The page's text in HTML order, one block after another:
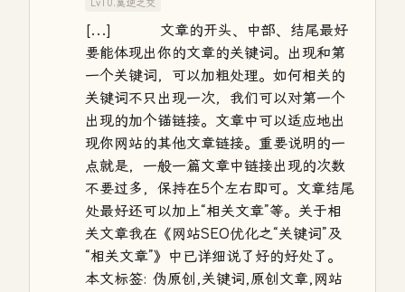
Lv10.莫逆之交
[...] 文章的开头、中部、结尾最好
要能体现出你的文章的关键词。出现和第
一个关键词，可以加粗处理。如何相关的
关键词不只出现一次，我们可以对第一个
出现的加个锚链接。文章中可以适应地出
现你网站的其他文章链接。重要说明的一
点就是，一般一篇文章中链接出现的次数
不要过多，保持在5个左右即可。文章结尾
处最好还可以加上“相关文章”等。关于相
关文章我在《网站SEO优化之“关键词”及
“相关文章”》中已详细说了好的好处了。
本文标签: 伪原创,关键词,原创文章,网站